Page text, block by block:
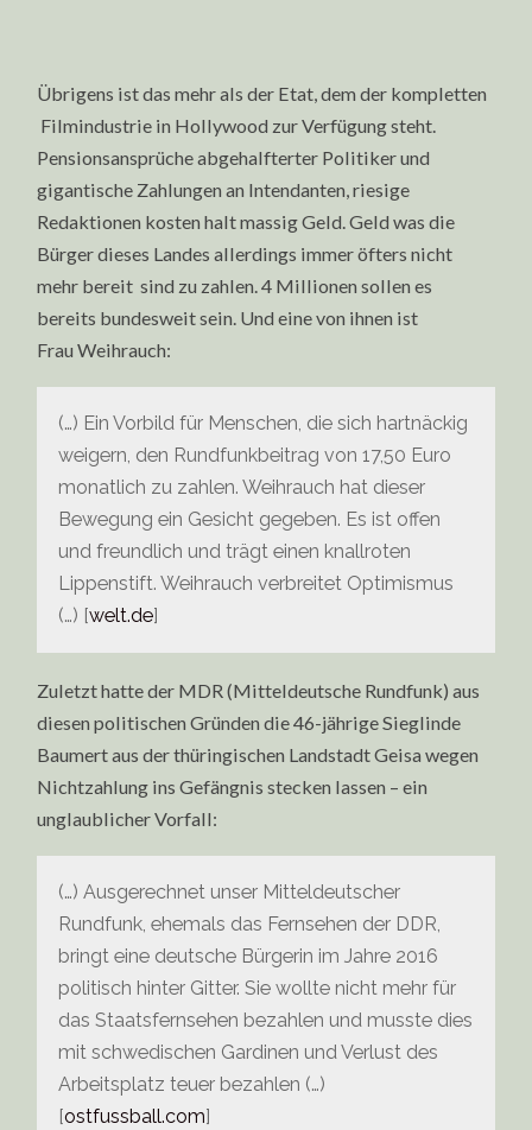
Übrigens ist das mehr als der Etat, dem der kompletten
Filmindustrie in Hollywood zur Verfügung steht.
Pensionsansprüche abgehalfterter Politiker und
gigantische Zahlungen an Intendanten, riesige
Redaktionen kosten halt massig Geld. Geld was die
Bürger dieses Landes allerdings immer öfters nicht
mehr bereit sind zu zahlen. 4 Millionen sollen es
bereits bundesweit sein. Und eine von ihnen ist
Frau Weihrauch:
(…) Ein Vorbild für Menschen, die sich hartnäckig
weigern, den Rundfunkbeitrag von 17,50 Euro
monatlich zu zahlen. Weihrauch hat dieser
Bewegung ein Gesicht gegeben. Es ist offen
und freundlich und trägt einen knallroten
Lippenstift. Weihrauch verbreitet Optimismus
(…) [welt.de]
Zuletzt hatte der MDR (Mitteldeutsche Rundfunk) aus
diesen politischen Gründen die 46-jährige Sieglinde
Baumert aus der thüringischen Landstadt Geisa wegen
Nichtzahlung ins Gefängnis stecken lassen – ein
unglaublicher Vorfall:
(…) Ausgerechnet unser Mitteldeutscher
Rundfunk, ehemals das Fernsehen der DDR,
bringt eine deutsche Bürgerin im Jahre 2016
politisch hinter Gitter. Sie wollte nicht mehr für
das Staatsfernsehen bezahlen und musste dies
mit schwedischen Gardinen und Verlust des
Arbeitsplatz teuer bezahlen (…)
[ostfussball.com]